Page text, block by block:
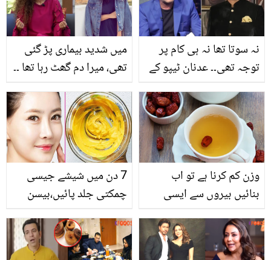
میں شدید بیماری پڑ گئی
تھی، میرا دم گھٹ رہا تھا ۔۔
ہاجرہ یامین 2 سال پہلے
کونسی بیماری کا شکار
ہوگئی تھیں کہ کسی نہ ان
کی مدد نہ کی؟ انکشاف
کردیا
نہ سوتا تھا نہ ہی کام پر
توجہ تھی۔۔ عدنان ٹیپو کے
مشکل وقت میں نعمان
اعجاز کیسے مسیحا بنے؟
انٹرویو میں انکشاف
7 دن میں شیشے جیسی
چمکتی جلد پائیں،بیسن
میں بس یہ عام سی چیز
ملائیں اور پائیں حسین اور
دودھ ملائی جیسی رنگت۔۔
وزن کم کرنا ہے تو اب
بنائیں بیروں سے ایسی
زبردست ویٹ لوس ٹی جو
15 دن میں رزلٹ دے